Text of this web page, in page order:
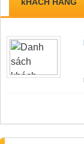
kHÁCH HÀNG